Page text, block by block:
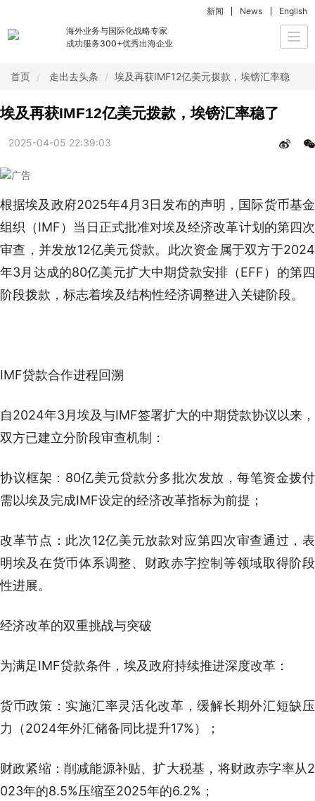
海外业务与国际化战略专家
成功服务300+优秀出海企业
新闻 News English
首页 走出去头条 埃及再获IMF12亿美元拨款，埃镑汇率稳了
埃及再获IMF12亿美元拨款，埃镑汇率稳了
2025-04-05 22:39:03
根据埃及政府2025年4月3日发布的声明，国际货币基金
组织（IMF）当日正式批准对埃及经济改革计划的第四次
审查，并发放12亿美元贷款。此次资金属于双方于2024
年3月达成的80亿美元扩大中期贷款安排（EFF）的第四
阶段拨款，标志着埃及结构性经济调整进入关键阶段。
IMF贷款合作进程回溯
自2024年3月埃及与IMF签署扩大的中期贷款协议以来，
双方已建立分阶段审查机制：
协议框架：80亿美元贷款分多批次发放，每笔资金拨付
需以埃及完成IMF设定的经济改革指标为前提；
改革节点：此次12亿美元放款对应第四次审查通过，表
明埃及在货币体系调整、财政赤字控制等领域取得阶段
性进展。
经济改革的双重挑战与突破
为满足IMF贷款条件，埃及政府持续推进深度改革：
货币政策：实施汇率灵活化改革，缓解长期外汇短缺压
力（2024年外汇储备同比提升17%）；
财政紧缩：削减能源补贴、扩大税基，将财政赤字率从2
023年的8.5%压缩至2025年的6.2%；